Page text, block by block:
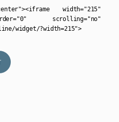
width="215"
scrolling="no"
widget/?width=215">